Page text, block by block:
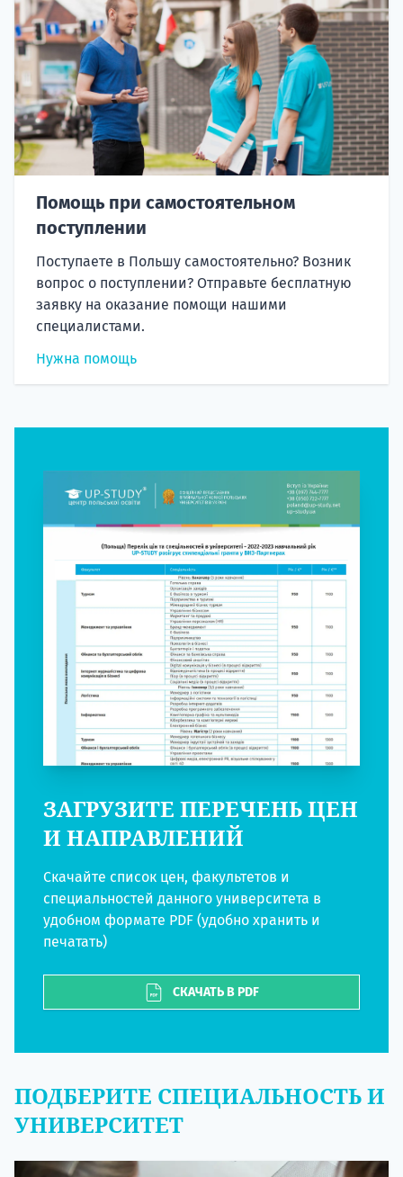
Помощь при самостоятельном
поступлении
Поступаете в Польшу самостоятельно? Возник
вопрос о поступлении? Отправьте бесплатную
заявку на оказание помощи нашими
специалистами.
Нужна помощь
ЗАГРУЗИТЕ ПЕРЕЧЕНЬ ЦЕН
И НАПРАВЛЕНИЙ
Скачайте список цен, факультетов и
специальностей данного университета в
удобном формате PDF (удобно хранить и
печатать)
СКАЧАТЬ В PDF
ПОДБЕРИТЕ СПЕЦИАЛЬНОСТЬ И
УНИВЕРСИТЕТ